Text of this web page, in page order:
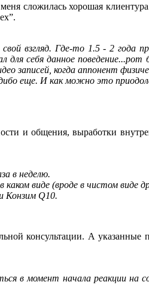
сложилась хорошая
взгляд. Где-то 1.5 - 2 года
себя данное поведение...рот
записей, когда аппонент
еще. И как можно это
и общения, выработки
в неделю.
виде (вроде в чистом виде
Конзим Q10.
консультации. А указанные
в момент начала реакции на